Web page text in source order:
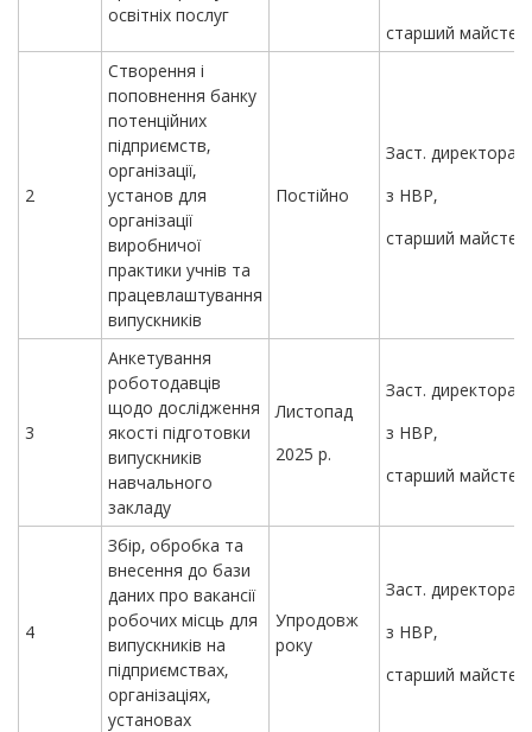
освітніх послуг
старший майстер
2
Створення і
поповнення банку
потенційних
підприємств,
організації,
установ для
організації
виробничої
практики учнів та
працевлаштування
випускників
Постійно
Заст. директора
з НВР,
старший майстер
3
Анкетування
роботодавців
щодо дослідження
якості підготовки
випускників
навчального
закладу
Листопад
2025 р.
Заст. директора
з НВР,
старший майстер
4
Збір, обробка та
внесення до бази
даних про вакансії
робочих місць для
випускників на
підприємствах,
організаціях,
установах
Упродовж
року
Заст. директора
з НВР,
старший майстер